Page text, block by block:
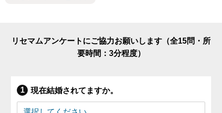
リセマムアンケートにご協力お願いします（全15問・所
要時間：3分程度）
現在結婚されてますか。